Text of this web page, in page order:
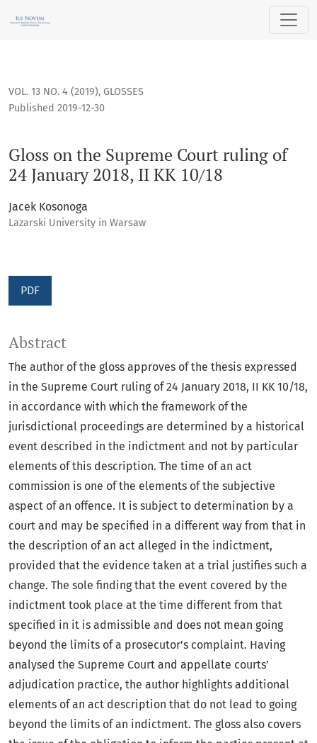
Gloss on the Supreme Court ruling of 24 January 2018, II KK
VOL. 13 NO. 4 (2019), GLOSSES
Gloss on the Supreme Court ruling of
24 January 2018, II KK 10/18
Published 2019-12-30
Jacek Kosonoga
Lazarski University in Warsaw
PDF
Abstract
The author of the gloss approves of the thesis expressed
in the Supreme Court ruling of 24 January 2018, II KK 10/18,
in accordance with which the framework of the
jurisdictional proceedings are determined by a historical
event described in the indictment and not by particular
elements of this description. The time of an act
commission is one of the elements of the subjective
aspect of an offence. It is subject to determination by a
court and may be specified in a different way from that in
the description of an act alleged in the indictment,
provided that the evidence taken at a trial justifies such a
change. The sole finding that the event covered by the
indictment took place at the time different from that
specified in it is admissible and does not mean going
beyond the limits of a prosecutor’s complaint. Having
analysed the Supreme Court and appellate courts’
adjudication practice, the author highlights additional
elements of an act description that do not lead to going
beyond the limits of an indictment. The gloss also covers